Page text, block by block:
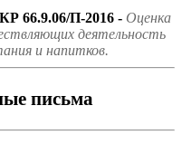
66.9.06/П-2016 - Оценка
деятельность
и напитков.
письма